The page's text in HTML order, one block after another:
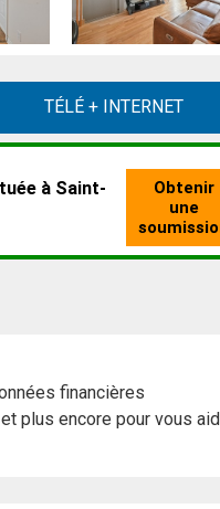
financières
plus encore pour vous